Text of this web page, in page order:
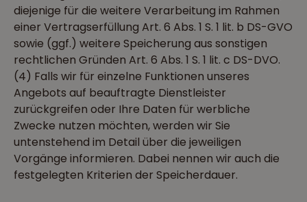
diejenige für die weitere Verarbeitung im Rahmen
einer Vertragserfüllung Art. 6 Abs. 1 S. 1 lit. b DS-GVO
sowie (ggf.) weitere Speicherung aus sonstigen
rechtlichen Gründen Art. 6 Abs. 1 S. 1 lit. c DS-DVO.
(4) Falls wir für einzelne Funktionen unseres
Angebots auf beauftragte Dienstleister
zurückgreifen oder Ihre Daten für werbliche
Zwecke nutzen möchten, werden wir Sie
untenstehend im Detail über die jeweiligen
Vorgänge informieren. Dabei nennen wir auch die
festgelegten Kriterien der Speicherdauer.